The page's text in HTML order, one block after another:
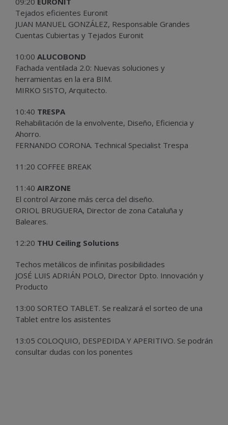
Tejados eficientes Euronit
JUAN MANUEL GONZÁLEZ, Responsable Grandes
Cuentas Cubiertas y Tejados Euronit
10:00 ALUCOBOND
Fachada ventilada 2.0: Nuevas soluciones y
herramientas en la era BIM.
MIRKO SISTO, Arquitecto.
10:40 TRESPA
Rehabilitación de la envolvente, Diseño, Eficiencia y
Ahorro.
FERNANDO CORONA. Technical Specialist Trespa
11:20 COFFEE BREAK
11:40 AIRZONE
El control Airzone más cerca del diseño.
ORIOL BRUGUERA, Director de zona Cataluña y
Baleares.
12:20 THU Ceiling Solutions
Techos metálicos de infinitas posibilidades
JOSÉ LUIS ADRIÁN POLO, Director Dpto. Innovación y
Producto
13:00 SORTEO TABLET. Se realizará el sorteo de una
Tablet entre los asistentes
13:05 COLOQUIO, DESPEDIDA Y APERITIVO. Se podrán
consultar dudas con los ponentes